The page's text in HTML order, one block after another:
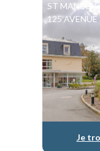
ST MANDE
125 AVENUE
Je